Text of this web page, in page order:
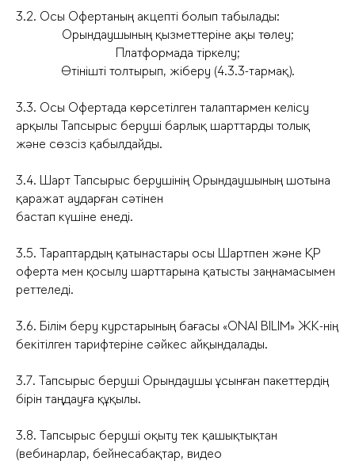
3.2. Осы Офертаның акцепті болып табылады:
Орындаушының қызметтеріне ақы төлеу;
Платформада тіркелу;
Өтінішті толтырып, жіберу (4.3.3-тармақ).
3.3. Осы Офертада көрсетілген талаптармен келісу
арқылы Тапсырыс беруші барлық шарттарды толық
және сөзсіз қабылдайды.
3.4. Шарт Тапсырыс берушінің Орындаушының шотына
қаражат аударған сәтінен
бастап күшіне енеді.
3.5. Тараптардың қатынастары осы Шартпен және ҚР
оферта мен қосылу шарттарына қатысты заңнамасымен
реттеледі.
3.6. Білім беру курстарының бағасы «ONAI BILIM» ЖК-нің
бекітілген тарифтеріне сәйкес айқындалады.
3.7. Тапсырыс беруші Орындаушы ұсынған пакеттердің
бірін таңдауға құқылы.
3.8. Тапсырыс беруші оқыту тек қашықтықтан
(вебинарлар, бейнесабақтар, видео